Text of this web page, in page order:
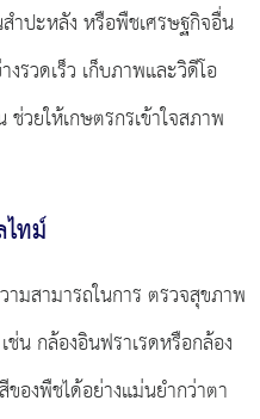
ำปะหลัง หรือพืชเศรษฐกิจอื่น
รวดเร็ว เก็บภาพและวิดีโอ
วยให้เกษตรกรเข้าใจสภาพ
ทม์
มสามารถในการ ตรวจสุขภาพ
น กล้องอินฟราเรดหรือกล้อง
องพืชได้อย่างแม่นยำกว่าตา